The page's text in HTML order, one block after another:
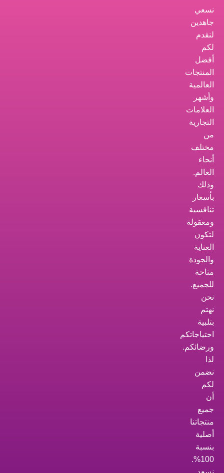
نسعي
جاهدين
لنقدم
لكم
أفضل
المنتجات
العالمية
وأشهر
العلامات
التجارية
من
مختلف
أنحاء
العالم.
وذلك
بأسعار
تنافسية
ومعقولة
لتكون
العناية
والجودة
متاحة
للجميع.
نحن
نهتم
بتلبية
احتياجاتكم
ورضائكم.
لذا
نضمن
لكم
أن
جميع
منتجاتنا
أصلية
بنسبة
100%.